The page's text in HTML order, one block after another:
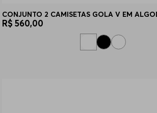
CONJUNTO 2 CAMISETAS GOLA V EM
R$ 560,00